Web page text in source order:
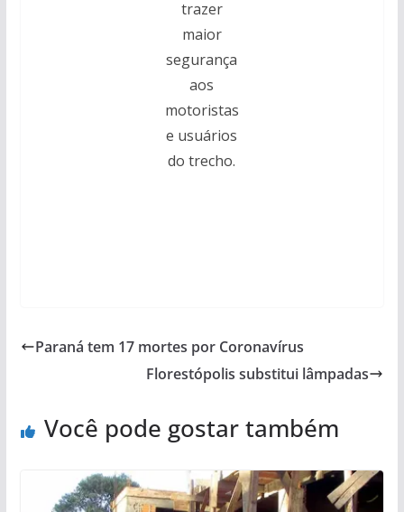
trazer
maior
segurança
aos
motoristas
e usuários
do trecho.
Paraná tem 17 mortes por Coronavírus
Florestópolis substitui lâmpadas
Você pode gostar também